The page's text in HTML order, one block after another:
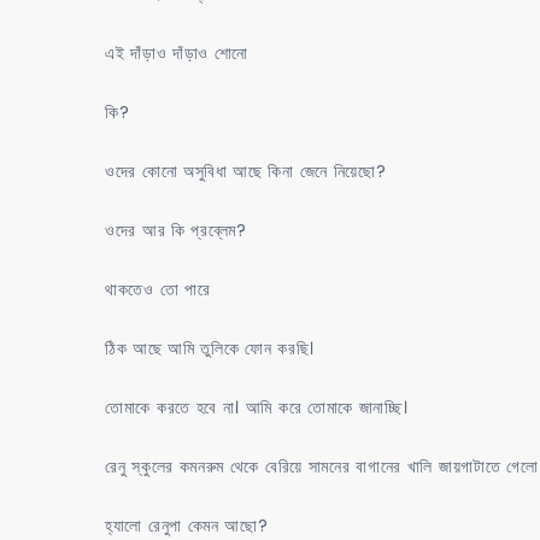
এই দাঁড়াও দাঁড়াও শোনো
কি?
ওদের কোনো অসুবিধা আছে কিনা জেনে নিয়েছো?
ওদের আর কি প্রব্লেম?
থাকতেও তো পারে
ঠিক আছে আমি তুলিকে ফোন করছি।
তোমাকে করতে হবে না। আমি করে তোমাকে জানাচ্ছি।
রেনু স্কুলের কমনরুম থেকে বেরিয়ে সামনের বাগানের খালি জায়গাটাতে
হ্যালো রেনুপা কেমন আছো?